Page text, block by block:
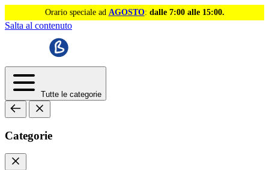
Orario speciale ad AGOSTO: dalle 7:00 alle 15:00.
Salta al contenuto
Tutte le categorie
Categorie